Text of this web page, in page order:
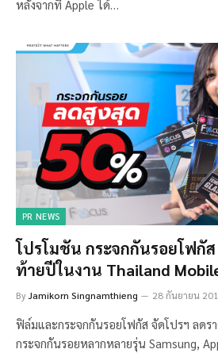
หลังจากที่ Apple ได้…
PR NEWS
โปรโมชัน กระจกกันรอยโฟกั
ท้ายปีในงาน Thailand
ByJamikorn Singnamthieng 28 กันยายน
ฟิล์มและกระจกกันรอยโฟกัส จัดโปรฯ ลดร
กระจกกันรอยหลากหลายรุ่น Samsung,